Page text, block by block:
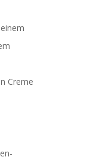
Creme